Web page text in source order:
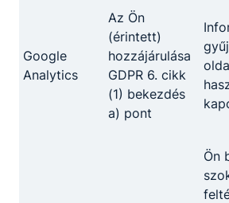
Partnereink
Google
Analytics
Az Ön
(érintett)
hozzájárulása
GDPR 6. cikk
(1) bekezdés
a) pont
Ön